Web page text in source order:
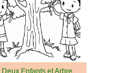
Deux Enfants et Arbre